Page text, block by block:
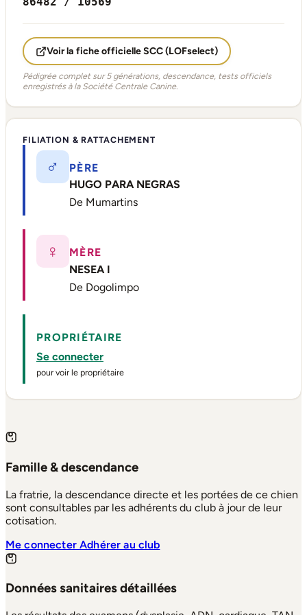
Voir la fiche officielle SCC (LOFselect)
Pédigrée complet sur 5 générations, descendance, tests officiels
enregistrés à la Société Centrale Canine.
FILIATION & RATTACHEMENT
♂
PÈRE
HUGO PARA NEGRAS
De Mumartins
♀
MÈRE
NESEA I
De Dogolimpo
PROPRIÉTAIRE
Se connecter
pour voir le propriétaire
Famille & descendance
La fratrie, la descendance directe et les portées de ce chien
sont consultables par les adhérents du club à jour de leur
cotisation.
Me connecterAdhérer au club
Données sanitaires détaillées